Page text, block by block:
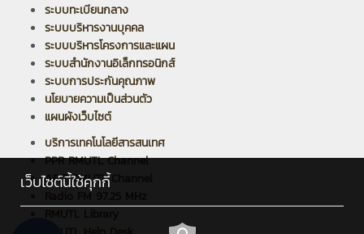
ระบบทะเบียนกลาง
ระบบบริหารงานบุคคล
ระบบบริหารโครงการและแผน
ระบบสำนักงานอิเล็กทรอนิกส์
ระบบการประกันคุณภาพ
นโยบายความเป็นส่วนตัว
แผนผังเว็บไซต์
บริการเทคโนโลยีสารสนเทศ
PPR RMUTL Channel
ARIT RMUTL Channel
Radio FM 97.25 MHz
เว็บไซต์นี้ใช้คุกกี้